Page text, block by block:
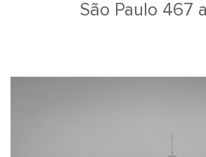
São Paulo 467